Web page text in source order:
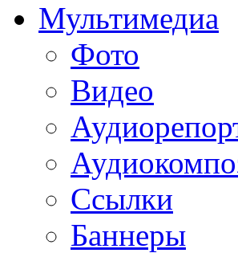
Мультимедиа
Фото
Видео
Ссылки
Баннеры